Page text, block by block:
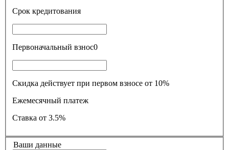
Срок кредитования
Первоначальный взнос0
Скидка действует при первом взносе от 10%
Ежемесячный платеж
Ставка от 3.5%
Ваши данные